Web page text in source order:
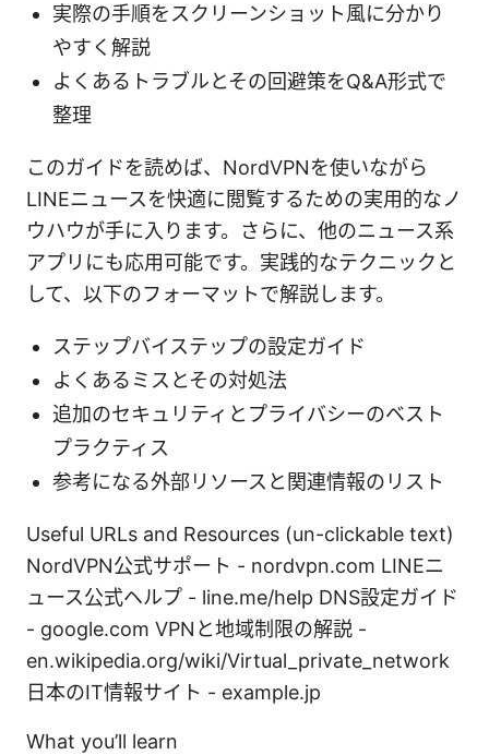
実際の手順をスクリーンショット風に分かり
やすく解説
よくあるトラブルとその回避策をQ&A形式で
整理
このガイドを読めば、NordVPNを使いながら
LINEニュースを快適に閲覧するための実用的なノ
ウハウが手に入ります。さらに、他のニュース系
アプリにも応用可能です。実践的なテクニックと
して、以下のフォーマットで解説します。
ステップバイステップの設定ガイド
よくあるミスとその対処法
追加のセキュリティとプライバシーのベスト
プラクティス
参考になる外部リソースと関連情報のリスト
Useful URLs and Resources (un-clickable text)
NordVPN公式サポート - nordvpn.com LINEニ
ュース公式ヘルプ - line.me/help DNS設定ガイド
- google.com VPNと地域制限の解説 -
en.wikipedia.org/wiki/Virtual_private_network
日本のIT情報サイト - example.jp
What you’ll learn